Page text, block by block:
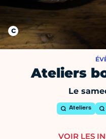
Ateliers
Le
Ateliers
VOIR LES